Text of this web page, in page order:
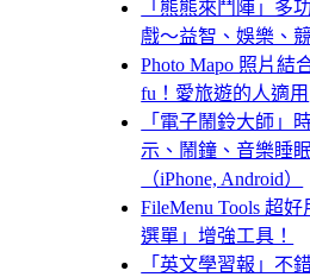
「熊熊來鬥陣」多
戲～益智、娛樂、
Photo Mapo 照片結
fu！愛旅遊的人適用
「電子鬧鈴大師」
示、鬧鐘、音樂睡
（iPhone, Android）
FileMenu Tools 超
選單」增強工具！
「英文學習報」不